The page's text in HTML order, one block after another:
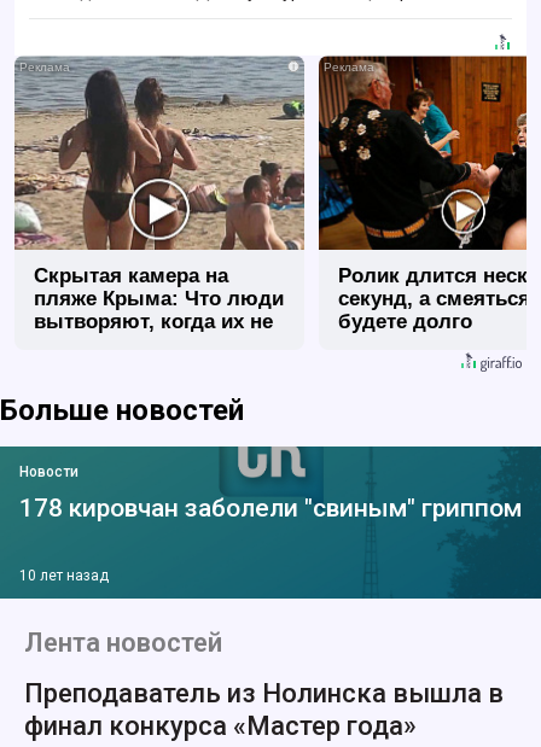
i
Скрытая камера на
пляже Крыма: Что люди
вытворяют, когда их не
Ролик длится
секунд, а смеяться
будете долго
Больше новостей
Новости
178 кировчан заболели "свиным" гриппом
10 лет назад
Лента новостей
Преподаватель из Нолинска вышла в
финал конкурса «Мастер года»